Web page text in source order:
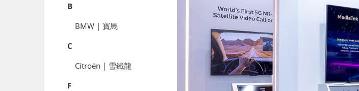
B
BMW | 寶馬
C
Citroën | 雪鐵龍
F